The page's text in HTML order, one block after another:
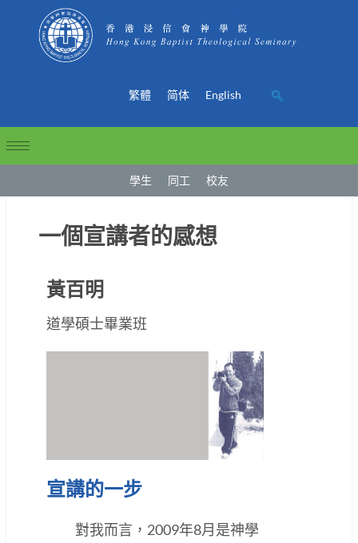
繁體 简体 English
學生 同工 校友
一個宣講者的感想
黃百明
道學碩士畢業班
宣講的一步
對我而言，2009年8月是神學